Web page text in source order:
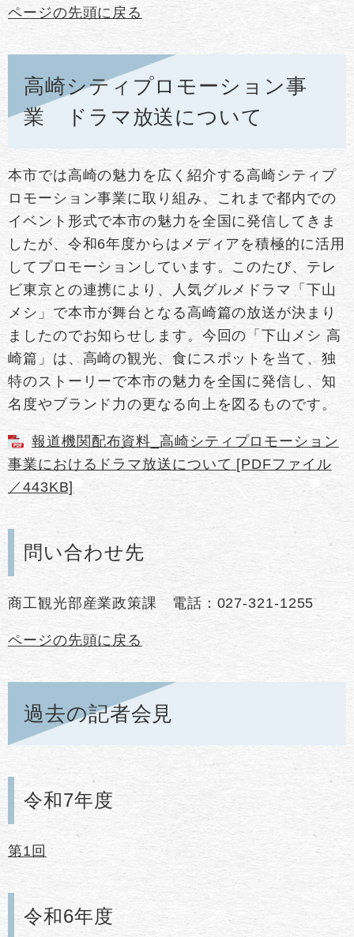
ページの先頭に戻る
高崎シティプロモーション事
業 ドラマ放送について​
本市では高崎の魅力を広く紹介する高崎シティプ
ロモーション事業に取り組み、これまで都内での
イベント形式で本市の魅力を全国に発信してきま
したが、令和6年度からはメディアを積極的に活用
してプロモーションしています。このたび、テレ
ビ東京との連携により、人気グルメドラマ「下山
メシ」で本市が舞台となる高崎篇の放送が決まり
ましたのでお知らせします。今回の「下山メシ 高
崎篇」は、高崎の観光、食にスポットを当て、独
特のストーリーで本市の魅力を全国に発信し、知
名度やブランド力の更なる向上を図るものです。
報道機関配布資料_高崎シティプロモーション
事業におけるドラマ放送について [PDFファイル
／443KB]
問い合わせ先
​商工観光部産業政策課 電話：027-321-1255
ページの先頭に戻る
過去の記者会見
令和7年度
第1回
令和6年度